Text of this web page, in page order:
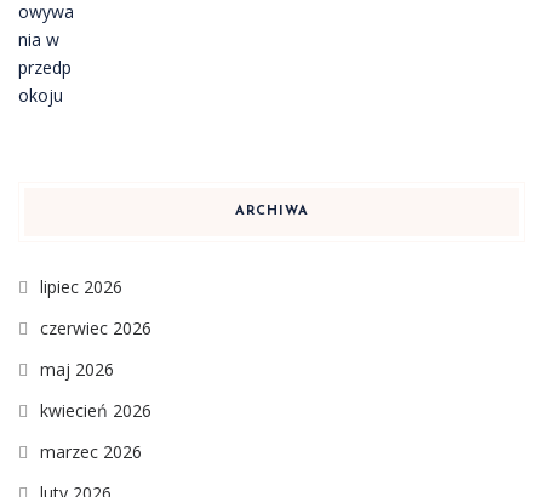
ARCHIWA
lipiec 2026
czerwiec 2026
maj 2026
kwiecień 2026
marzec 2026